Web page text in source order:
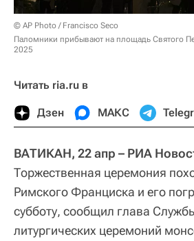
© AP Photo / Francisco Seco
Паломники прибывают на площадь Святого
2025
Читать ria.ru в
Дзен МАКС
ВАТИКАН, 22 апр – РИА
Торжественная церемония
Римского Франциска и его
субботу, сообщил глава
литургических церемоний